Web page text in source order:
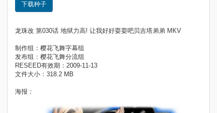
下载种子
龙珠改 第030话 地狱力高! 让我好好耍耍吧贝吉塔弟弟 MKV
制作组：樱花飞舞字幕组
发布组：樱花飞舞分流组
RESEED有效期：2009-11-13
文件大小：318.2 MB
海报：